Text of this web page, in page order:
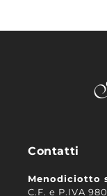
Contatti
Menodiciotto
C.F. e P.IVA